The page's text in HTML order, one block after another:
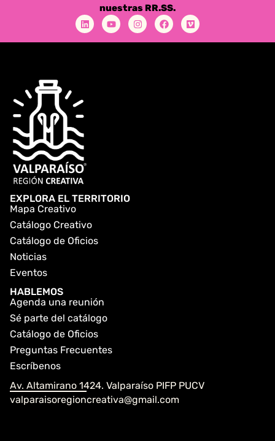
nuestras RR.SS.
EXPLORA EL TERRITORIO
Mapa Creativo
Catálogo Creativo
Catálogo de Oficios
Noticias
Eventos
HABLEMOS
Agenda una reunión
Sé parte del catálogo
Catálogo de Oficios
Preguntas Frecuentes
Escríbenos
Av. Altamirano 1424. Valparaíso PIFP PUCV
valparaisoregioncreativa@gmail.com